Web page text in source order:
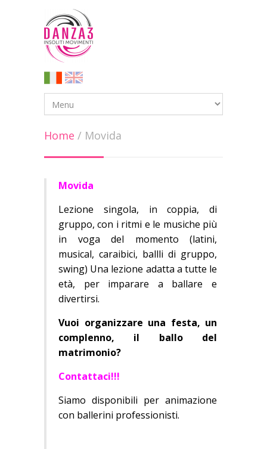
Home / Movida
Movida
Lezione singola, in coppia, di
gruppo, con i ritmi e le musiche più
in voga del momento (latini,
musical, caraibici, ballli di gruppo,
swing) Una lezione adatta a tutte le
età, per imparare a ballare e
divertirsi.
Vuoi organizzare una festa, un
complenno, il ballo del
matrimonio?
Contattaci!!!
Siamo disponibili per animazione
con ballerini professionisti.